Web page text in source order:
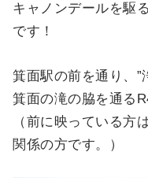
キャノンデールを駆
です！
箕面駅の前を通り、”
箕面の滝の脇を通る
（前に映っている方
関係の方です。）